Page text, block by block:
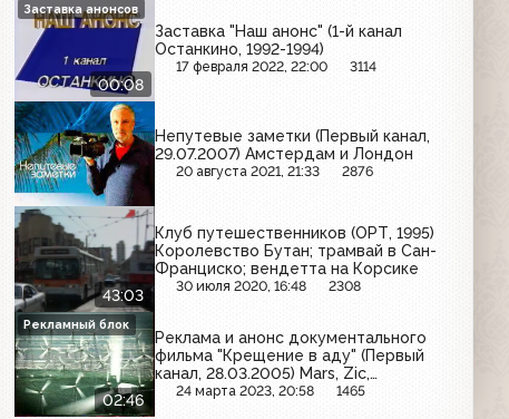
00:08
Заставка "Наш анонс" (1-й канал
Останкино, 1992-1994)
17 февраля 2022, 22:00 3114
Заставка анонсов
Непутевые заметки (Первый канал,
29.07.2007) Амстердам и Лондон
20 августа 2021, 21:33 2876
43:03
Клуб путешественников (ОРТ, 1995)
Королевство Бутан; трамвай в Сан-
Франциско; вендетта на Корсике
30 июля 2020, 16:48 2308
02:46
Реклама и анонс документального
фильма "Крещение в аду" (Первый
канал, 28.03.2005) Mars, Zic,
Zlatopramen, Intel, Megapolis, Старый
24 марта 2023, 20:58 1465
Рекламный блок